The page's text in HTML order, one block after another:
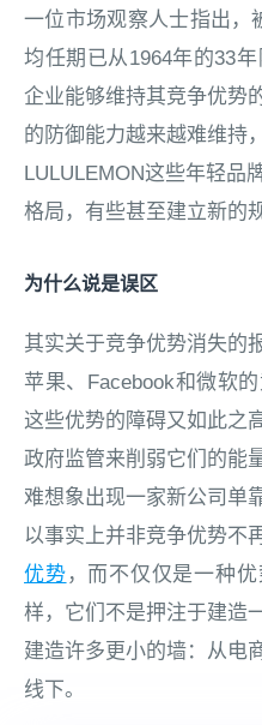
一位市场观察人士指出，
均任期已从1964年的33
企业能够维持其竞争优势
的防御能力越来越难维持
LULULEMON这些年轻品
格局，有些甚至建立新的
为什么说是误区
其实关于竞争优势消失的
苹果、 Facebook和微软
这些优势的障碍又如此之
政府监管来削弱它们的能
难想象出现一家新公司单
以事实上并非竞争优势不
优势 ，而不仅仅是一种
样，它们不是押注于建造
建造许多更小的墙：从电
线下。